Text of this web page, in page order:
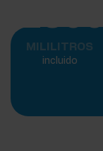
MILILITROS
incluido